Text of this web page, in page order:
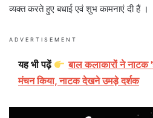
व्यक्त करते हुए बधाई एवं शुभ कामनाएं दी हैं ।
ADVERTISEMENT
यह भी पढ़ें
बाल कलाकारों ने नाटक
मंचन किया, नाटक देखने उमड़े दर्शक